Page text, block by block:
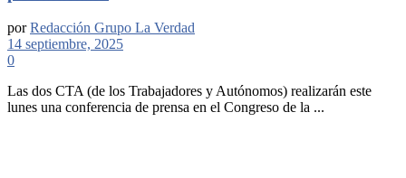
por Redacción Grupo La Verdad
14 septiembre, 2025
0
Las dos CTA (de los Trabajadores y Autónomos) realizarán este
lunes una conferencia de prensa en el Congreso de la ...